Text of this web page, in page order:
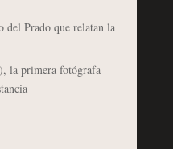
del Prado que relatan la
la primera fotógrafa